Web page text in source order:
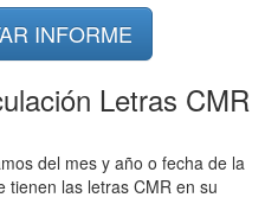
INFORME
Letras CMR
del mes y año o fecha de la
tienen las letras CMR en su